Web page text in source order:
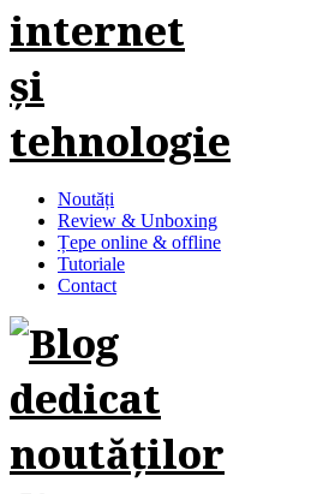
Noutăți
Review & Unboxing
Țepe online & offline
Tutoriale
Contact